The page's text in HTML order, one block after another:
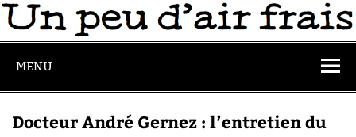
MENU
Docteur André Gernez : l’entretien du